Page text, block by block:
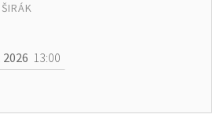
2026 13:00